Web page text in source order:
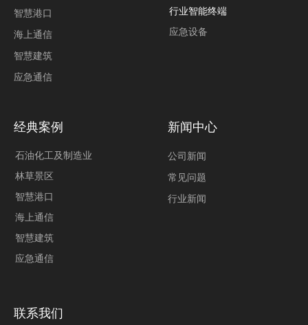
智慧港口
海上通信
智慧建筑
应急通信
行业智能终端
应急设备
新闻中心
公司新闻
常见问题
行业新闻
经典案例
石油化工及制造业
林草景区
智慧港口
海上通信
智慧建筑
应急通信
联系我们